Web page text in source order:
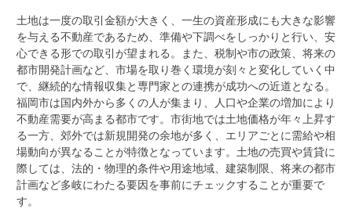
土地は一度の取引金額が大きく、一生の資産形成にも大きな影響
を与える不動産であるため、準備や下調べをしっかりと行い、安
心できる形での取引が望まれる。また、税制や市の政策、将来の
都市開発計画など、市場を取り巻く環境が刻々と変化していく中
で、継続的な情報収集と専門家との連携が成功への近道となる。
福岡市は国内外から多くの人が集まり、人口や企業の増加により
不動産需要が高まる都市です。市街地では土地価格が年々上昇す
る一方、郊外では新規開発の余地が多く、エリアごとに需給や相
場動向が異なることが特徴となっています。土地の売買や賃貸に
際しては、法的・物理的条件や用途地域、建築制限、将来の都市
計画など多岐にわたる要因を事前にチェックすることが重要で
す。